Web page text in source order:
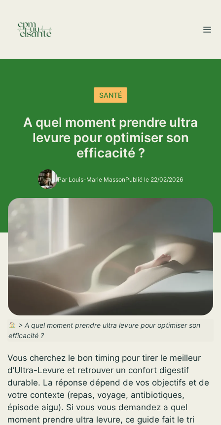
contenu
SANTÉ
A quel moment prendre ultra
levure pour optimiser son
efficacité ?
Par Louis-Marie MassonPublié le 22/02/2026
> A quel moment prendre ultra levure pour optimiser son
efficacité ?
Vous cherchez le bon timing pour tirer le meilleur
d’Ultra-Levure et retrouver un confort digestif
durable. La réponse dépend de vos objectifs et de
votre contexte (repas, voyage, antibiotiques,
épisode aigu). Si vous vous demandez a quel
moment prendre ultra levure, ce guide fait le tri